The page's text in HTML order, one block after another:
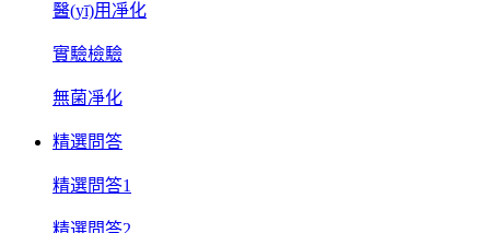
醫(yī)用凈化
實驗檢驗
無菌凈化
精選問答
精選問答1
精選問答2